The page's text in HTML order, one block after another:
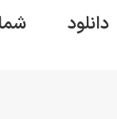
دانلود